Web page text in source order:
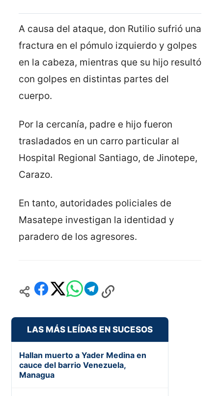
A causa del ataque, don Rutilio sufrió una
fractura en el pómulo izquierdo y golpes
en la cabeza, mientras que su hijo resultó
con golpes en distintas partes del
cuerpo.
Por la cercanía, padre e hijo fueron
trasladados en un carro particular al
Hospital Regional Santiago, de Jinotepe,
Carazo.
En tanto, autoridades policiales de
Masatepe investigan la identidad y
paradero de los agresores.
LAS MÁS LEÍDAS EN SUCESOS
Hallan muerto a Yader Medina en
cauce del barrio Venezuela,
Managua